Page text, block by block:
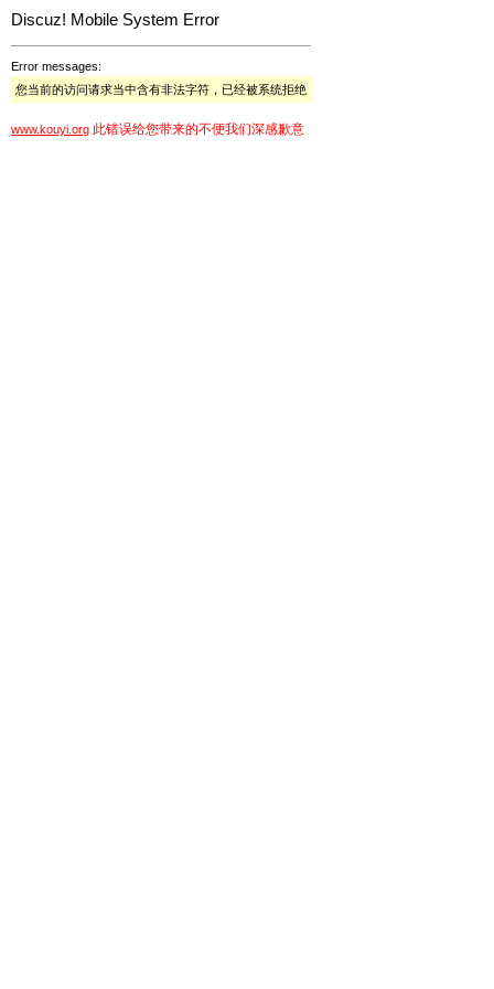
Discuz! Mobile System Error
Error messages:
您当前的访问请求当中含有非法字符，已经被系统拒绝
www.kouyi.org 此错误给您带来的不便我们深感歉意